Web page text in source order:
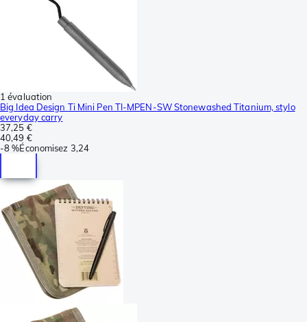
1 évaluation
Big Idea Design Ti Mini Pen TI-MPEN-SW Stonewashed Titanium, stylo
everyday carry
37,25 €
40,49 €
-8 %Économisez 3,24